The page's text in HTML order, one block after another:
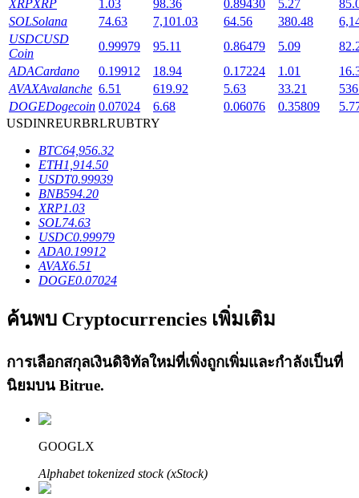
บริการยืมเงินที่ได้รับการสนับสนุนจาก Crypto
คว้าผลกำไรระยะยาวและผลประโยชน์ที่ยืดหยุ่น
XRPXRP 1.03 98.36 0.89430 5.27
SOLSolana 74.63 7,101.03 64.56 380.48
USDCUSD
Coin
0.99979 95.11 0.86479 5.09
ADACardano 0.19912 18.94 0.17224 1.01
AVAXAvalanche 6.51 619.92 5.63 33.21
DOGEDogecoin 0.07024 6.68 0.06076 0.35809
USDINREURBRLRUBTRY
BTC64,956.32
ETH1,914.50
USDT0.99939
BNB594.20
XRP1.03
SOL74.63
USDC0.99979
ADA0.19912
AVAX6.51
DOGE0.07024
ค้นพบ Cryptocurrencies เพิ่มเติม
การเลือกสกุลเงินดิจิทัลใหม่ที่เพิ่งถูกเพิ่มและกำลังเป็นที่
นิยมบน Bitrue.
GOOGLX
Alphabet tokenized stock (xStock)